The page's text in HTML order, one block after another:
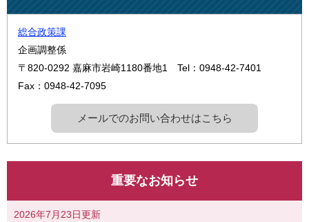
総合政策課
企画調整係
〒820-0292 嘉麻市岩崎1180番地1
Tel：0948-42-7401
Fax：0948-42-7095
メールでのお問い合わせはこちら
重要なお知らせ
2026年7月23日更新